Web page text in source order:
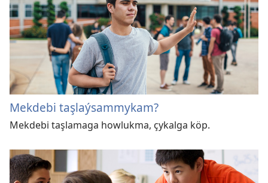
Mekdebi taşlaýsammykam?
Mekdebi taşlamaga howlukma, çykalga köp.